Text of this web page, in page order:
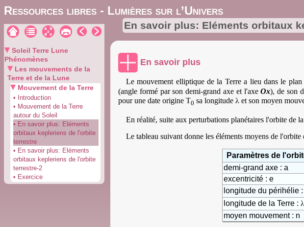
Ressources libres - Lumières sur l’Univers
Soleil Terre Lune
Phénomènes
Les mouvements de la
Terre et de la Lune
Mouvement de la Terre
• Introduction
• Mouvement de la Terre
autour du Soleil
• En savoir plus: Eléments
orbitaux kepleriens de l'orbite
terrestre
• En savoir plus: Eléments
orbitaux kepleriens de l'orbite
terrestre-2
• Exercice
En savoir plus: Eléments orbitaux
En savoir plus
Le mouvement elliptique de la Terre a lieu dans le
(angle formé par son demi-grand axe et l'axeOx), de son
pour une date origine T0 sa longitude λ et son moyen
En réalité, suite aux perturbations planétaires l'orbite de
Le tableau suivant donne les éléments moyens de
Paramètres de
demi-grand axe : a
excentricité : e
longitude du périhélie :
longitude de la Terre : λ
moyen mouvement : n